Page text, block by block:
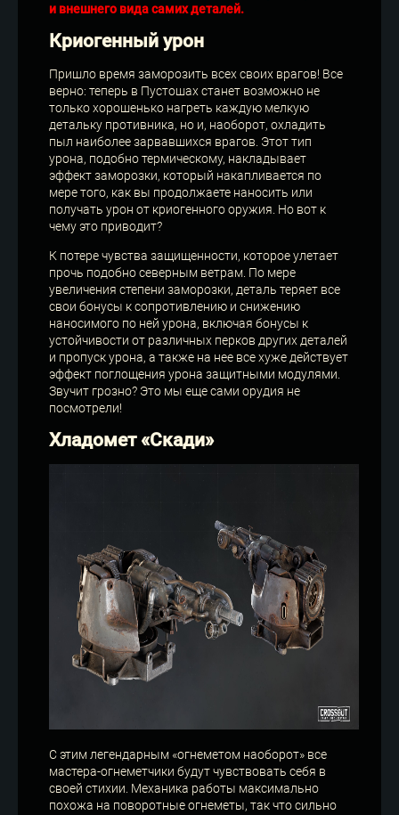
и внешнего вида самих деталей.
Криогенный урон
Пришло время заморозить всех своих врагов! Все
верно: теперь в Пустошах станет возможно не
только хорошенько нагреть каждую мелкую
детальку противника, но и, наоборот, охладить
пыл наиболее зарвавшихся врагов. Этот тип
урона, подобно термическому, накладывает
эффект заморозки, который накапливается по
мере того, как вы продолжаете наносить или
получать урон от криогенного оружия. Но вот к
чему это приводит?
К потере чувства защищенности, которое улетает
прочь подобно северным ветрам. По мере
увеличения степени заморозки, деталь теряет все
свои бонусы к сопротивлению и снижению
наносимого по ней урона, включая бонусы к
устойчивости от различных перков других деталей
и пропуск урона, а также на нее все хуже действует
эффект поглощения урона защитными модулями.
Звучит грозно? Это мы еще сами орудия не
посмотрели!
Хладомет «Скади»
С этим легендарным «огнеметом наоборот» все
мастера-огнеметчики будут чувствовать себя в
своей стихии. Механика работы максимально
похожа на поворотные огнеметы, так что сильно